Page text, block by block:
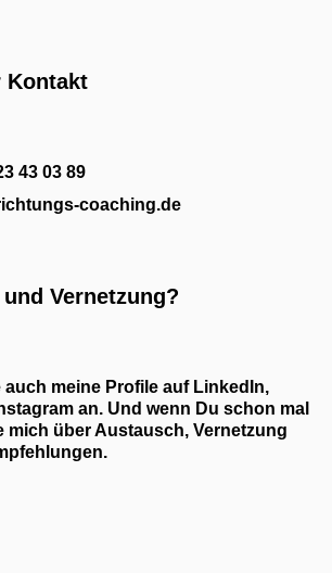
Kontakt
43 03 89
coaching.de
Vernetzung?
meine Profile auf LinkedIn,
an. Und wenn Du schon mal
mich über Austausch, Vernetzung